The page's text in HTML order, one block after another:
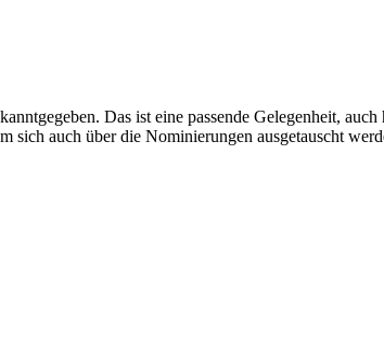
Das ist eine passende Gelegenheit,
sich auch über die Nominierungen ausgetauscht